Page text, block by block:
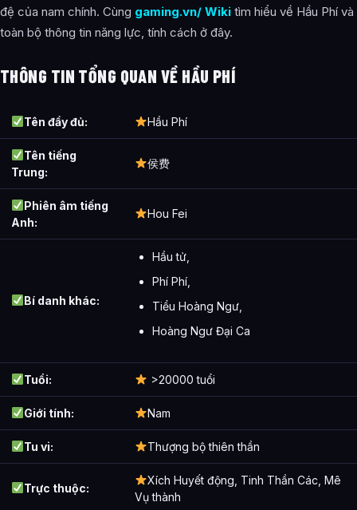
đệ của nam chính. Cùng gaming.vn/ Wiki tìm hiểu về Hầu Phí và
toàn bộ thông tin năng lực, tính cách ở đây.
THÔNG TIN TỔNG QUAN VỀ HẦU PHÍ
Tên đầy đủ: Hầu Phí
Tên tiếng
Trung:
侯费
Phiên âm tiếng
Anh:
Hou Fei
Bí danh khác:
Hầu tử,
Phí Phí,
Tiểu Hoàng Ngư,
Hoàng Ngư Đại Ca
Tuổi: >20000 tuổi
Giới tính: Nam
Tu vi: Thượng bộ thiên thần
Trực thuộc:
Xích Huyết động, Tinh Thần Các, Mê
Vụ thành